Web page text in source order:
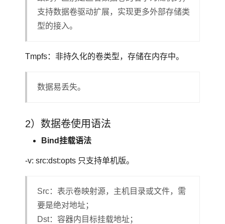
支持数据卷驱动扩展，实现更多外部存储类
型的接入。
Tmpfs：非持久化的卷类型，存储在内存中。
数据易丢失。
2）数据卷使用语法
Bind挂载语法
-v: src:dst:opts 只支持单机版。
Src：表示卷映射源，主机目录或文件，需
要是绝对地址；
Dst：容器内目标挂载地址；